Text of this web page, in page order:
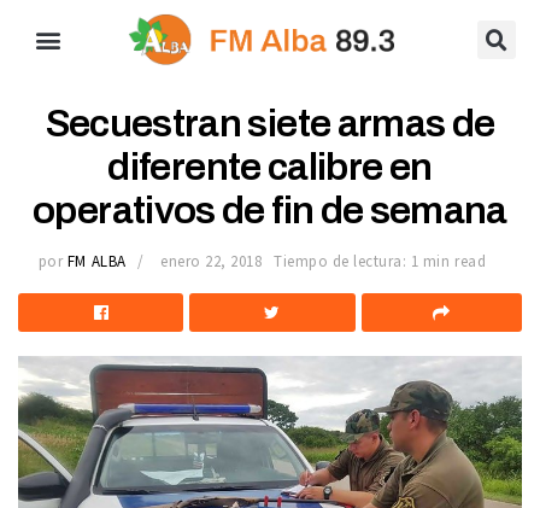
Secuestran siete armas de
diferente calibre en
operativos de fin de semana
por FM ALBA enero 22, 2018 Tiempo de lectura: 1 min read